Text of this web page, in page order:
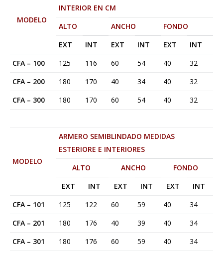
MODELO
INTERIOR EN CM
ALTO
ANCHO
FONDO
EXT
INT EXT INT EXT
INT
CFA – 100
125 116 60 54 40
32
CFA – 200
180 170 40 34 40
32
CFA – 300
180 170 60 54 40 32
MODELO
ARMERO SEMIBLINDADO MEDIDAS
ESTERIORE E INTERIORES
ALTO
ANCHO
FONDO
EXT
INT EXT INT EXT
INT
CFA – 101
125 122 60 59 40
34
CFA – 201
180 176 40 39 40
34
CFA – 301
180 176 60 59 40 34